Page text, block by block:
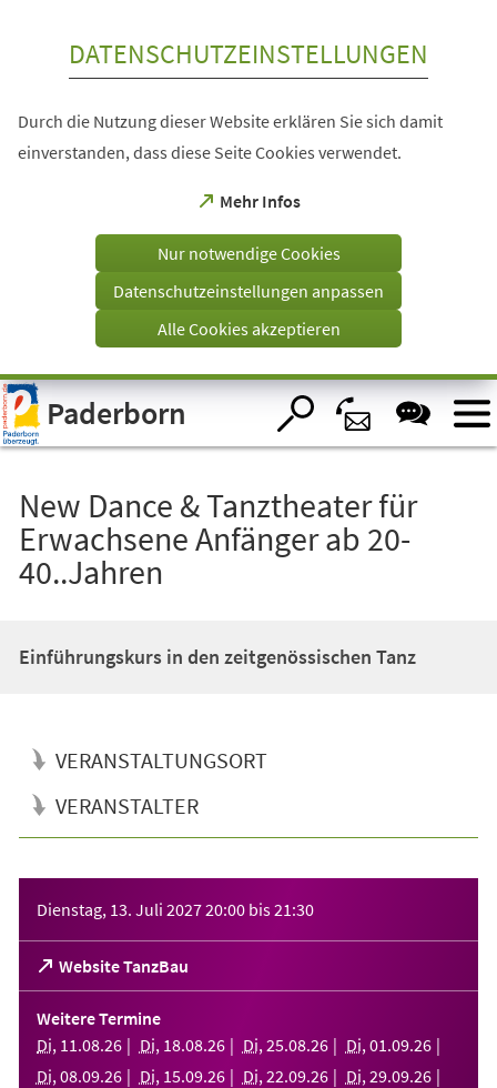
Visuelle
Assistenzsoftware
öffnen.
DATENSCHUTZEINSTELLUNGEN
Durch die Nutzung dieser Website erklären Sie sich damit
einverstanden, dass diese Seite Cookies verwendet.
Mehr Infos
(Öffnet
einem
Tab)
Nur notwendige Cookies
Datenschutzeinstellungen anpassen
Alle Cookies akzeptieren
Paderborn
New Dance & Tanztheater für
Erwachsene Anfänger ab 20-
40..Jahren
Einführungskurs in den zeitgenössischen Tanz
VERANSTALTUNGSORT
VERANSTALTER
Dienstag, 13. Juli 202720:00 bis21:30
Website TanzBau
(Öffnet
in
einem
neuen
Tab)
Weitere Termine
Di, 11 .08.26 Di, 18.08.26 Di, 25.08.26 Di, 01 .09.26
Di, 08.09.26 Di, 15.09.26 Di, 22.09.26 Di, 29.09.26